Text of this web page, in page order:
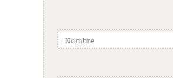
Nombre